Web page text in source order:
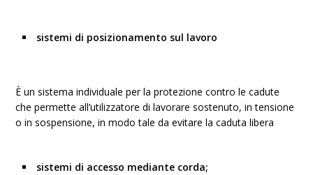
sistemi di posizionamento sul lavoro
È un sistema individuale per la protezione contro le cadute
che permette all’utilizzatore di lavorare sostenuto, in tensione
o in sospensione, in modo tale da evitare la caduta libera
sistemi di accesso mediante corda;